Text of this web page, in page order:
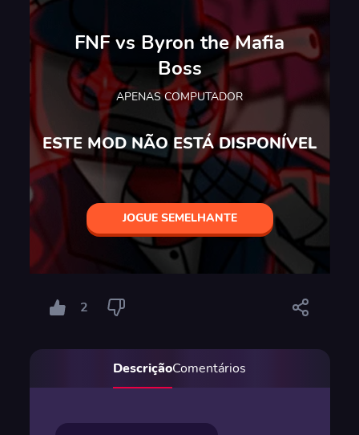
FNF vs Byron the Mafia
Boss
APENAS COMPUTADOR
ESTE MOD NÃO ESTÁ DISPONÍVEL
JOGUE SEMELHANTE
2
DescriçãoComentários